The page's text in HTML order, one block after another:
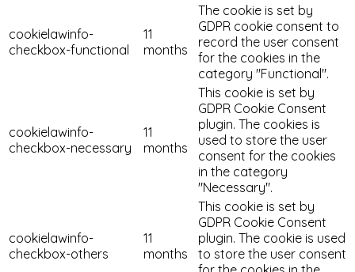
cookielawinfo-
checkbox-functional
11
months
The cookie is set by
GDPR cookie consent to
record the user consent
for the cookies in the
category "Functional".
cookielawinfo-
checkbox-necessary
11
months
This cookie is set by
GDPR Cookie Consent
plugin. The cookies is
used to store the user
consent for the cookies
in the category
"Necessary".
cookielawinfo-
checkbox-others
11
months
This cookie is set by
GDPR Cookie Consent
plugin. The cookie is used
to store the user consent